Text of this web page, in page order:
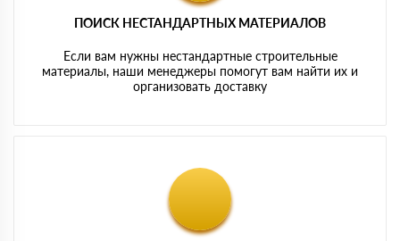
ПОИСК НЕСТАНДАРТНЫХ МАТЕРИАЛОВ
Если вам нужны нестандартные строительные
материалы, наши менеджеры помогут вам найти их и
организовать доставку